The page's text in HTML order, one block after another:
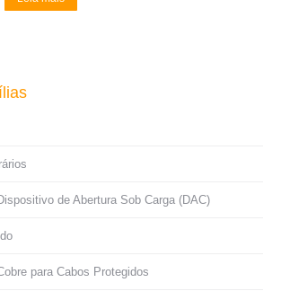
de Abertura Sob Carga (DAC)
para Cabos Protegidos